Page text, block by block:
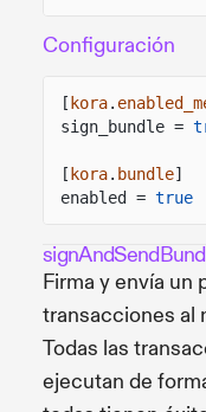
Configuración
[ kora.
sign_bundle =
[ kora. bundle]
enabled = true
Firma y envía un
transacciones al
Todas las
ejecutan de